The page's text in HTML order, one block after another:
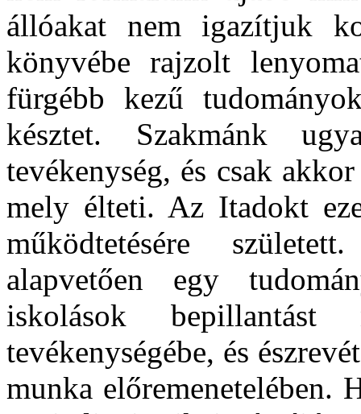
állóakat nem igazítjuk
könyvébe rajzolt
fürgébb kezű
késztet. Szakmánk
tevékenység, és csak
mely élteti. Az Itadokt
működtetésére
alapvetően egy
iskolások bepillantást
tevékenységébe, és
munka előremenetelében.